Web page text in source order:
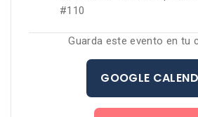
#110
Guarda este evento en tu
GOOGLE